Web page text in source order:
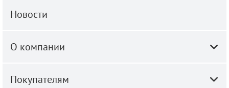
Новости
О компании
Покупателям